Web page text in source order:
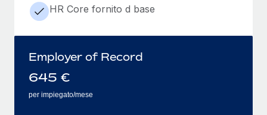
HR Core fornito d base
Employer of Record
645 €
per impiegato/mese